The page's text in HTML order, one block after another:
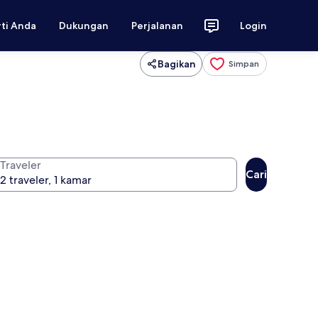
Anda Dukungan Perjalanan Login
Bagikan Simpan
Traveler
Cari